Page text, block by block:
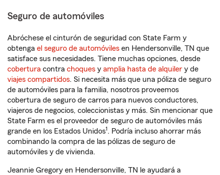
Seguro de automóviles
Abróchese el cinturón de seguridad con State Farm y
obtenga el seguro de automóviles en Hendersonville, TN que
satisface sus necesidades. Tiene muchas opciones, desde
cobertura contra choques y amplia hasta de alquiler y de
viajes compartidos. Si necesita más que una póliza de seguro
de automóviles para la familia, nosotros proveemos
cobertura de seguro de carros para nuevos conductores,
viajeros de negocios, coleccionistas y más. Sin mencionar que
State Farm es el proveedor de seguro de automóviles más
grande en los Estados Unidos1. Podría incluso ahorrar más
combinando la compra de las pólizas de seguro de
automóviles y de vivienda.
Jeannie Gregory en Hendersonville, TN le ayudará a